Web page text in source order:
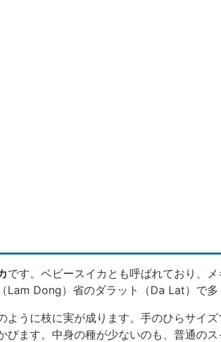
です。ベビースイカとも呼ばれており、
Lam Dong）省のダラット（Da Lat）で多
ように枝に実が成ります。手のひらサイ
ます。中身の種が少ないのも、普通のス